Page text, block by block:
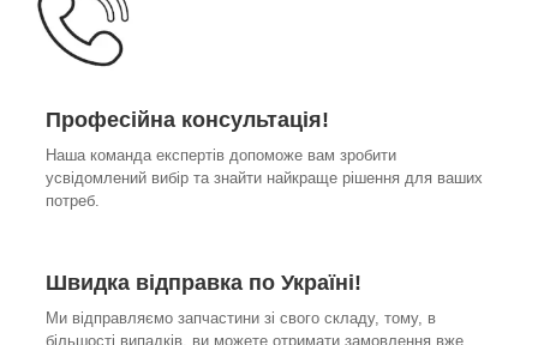
Професійна консультація!
Наша команда експертів допоможе вам зробити
усвідомлений вибір та знайти найкраще рішення для ваших
потреб.
Швидка відправка по Україні!
Ми відправляємо запчастини зі свого складу, тому, в
більшості випадків, ви можете отримати замовлення вже